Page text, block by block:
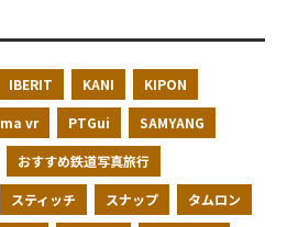
IBERIT KANI KIPON
vr PTGui SAMYANG
おすすめ鉄道写真旅行
スティッチ スナップ タムロン